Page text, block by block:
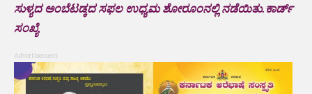
ಸುಳ್ಯದ ಅಂಬೆಟಡ್ಕದ ಸಫಲ ಉಧ್ಯಮ ಶೋರೂಂನಲ್ಲಿ ನಡೆಯಿತು.ಕಾರ್ಡ್
ಸಂಖ್ಯೆ
Advertisement